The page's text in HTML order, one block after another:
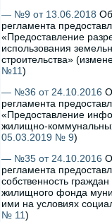
— №9 от 13.06.2018
регламента
«Предоставление
использования
строительства»
№11)
— №36 от 24.10.2016
регламента
«Предоставление
жилищно-
05.03.2019 № 9)
— №35 от 24.10.2016
регламента
собственность
жилищного фонда
ими на условиях
№ 11)